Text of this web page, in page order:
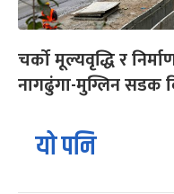
चर्को मूल्यवृद्धि र
नागढुंगा-मुग्लिन सडक
यो पनि